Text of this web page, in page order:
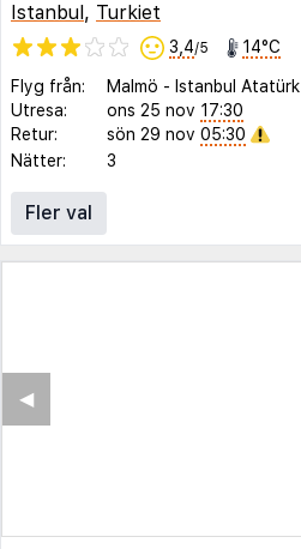
Istanbul, Turkiet
3,4/5 14°C
Flyg från: Malmö - Istanbul Atatürk
Utresa:
ons 25 nov 17:30
Retur:
sön 29 nov 05:30
Nätter:
3
Fler val
◀︎